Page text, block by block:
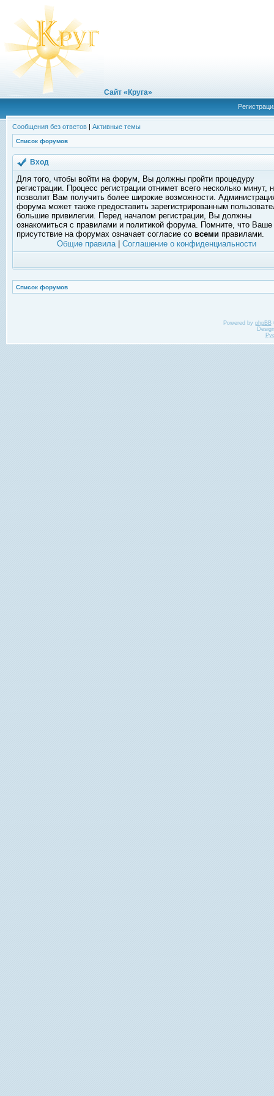
Сайт «Круга»
Сообщения без ответов | Активные темы
Список форумов
Вход
Для того, чтобы войти на форум, Вы должны пройти процедуру
регистрации. Процесс регистрации отнимет всего несколько минут,
позволит Вам получить более широкие возможности.
форума может также предоставить зарегистрированным
большие привилегии. Перед началом регистрации, Вы должны
ознакомиться с правилами и политикой форума. Помните, что Ваше
присутствие на форумах означает согласие со всеми правилами.
Общие правила| Соглашение о конфиденциальности
Список форумов
Powered by phpBB